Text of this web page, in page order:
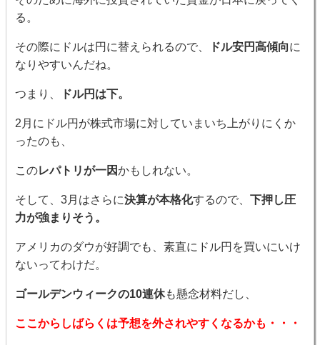
る。
その際にドルは円に替えられるので、 ドル安円高傾向に
なりやすいんだね。
つまり、 ドル円は下。
2月にドル円が株式市場に対していまいち上がりにくか
ったのも、
このレパトリが一因かもしれない。
そして、3月はさらに決算が本格化するので、 下押し圧
力が強まりそう。
アメリカのダウが好調でも、素直にドル円を買いにいけ
ないってわけだ。
ゴールデンウィークの10連休も懸念材料だし、
ここからしばらくは予想を外されやすくなるかも・・・